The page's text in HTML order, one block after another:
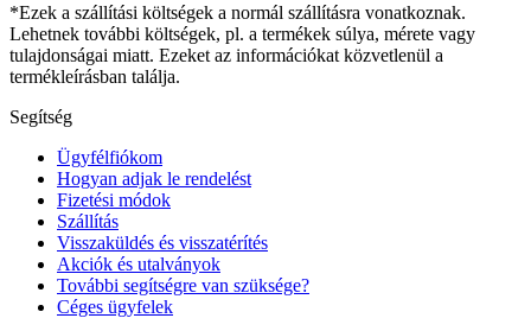
*Ezek a szállítási költségek a normál szállításra vonatkoznak.
Lehetnek további költségek, pl. a termékek súlya, mérete vagy
tulajdonságai miatt. Ezeket az információkat közvetlenül a
termékleírásban találja.
Segítség
Ügyfélfiókom
Hogyan adjak le rendelést
Fizetési módok
Szállítás
Visszaküldés és visszatérítés
Akciók és utalványok
További segítségre van szüksége?
Céges ügyfelek